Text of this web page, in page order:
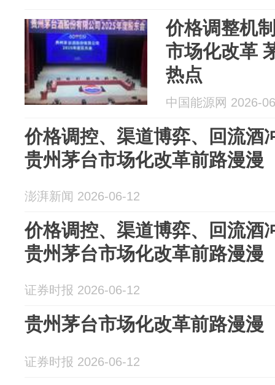
价格调整机
市场化改革
热点
中国能源网 2026-
价格调控、渠道博弈、回流酒
贵州茅台市场化改革前路漫漫
澎湃新闻 2026-06-12
价格调控、渠道博弈、回流酒
贵州茅台市场化改革前路漫漫
证券时报 2026-06-12
贵州茅台市场化改革前路漫漫
证券时报 2026-06-12